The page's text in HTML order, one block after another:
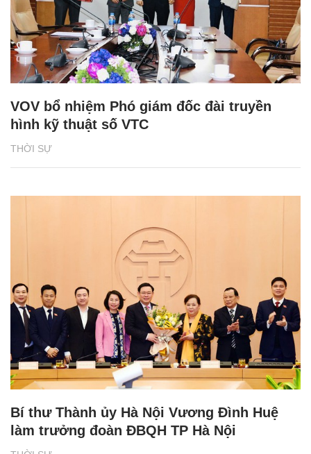
THỜI SỰ
VOV bổ nhiệm Phó giám đốc đài truyền
hình kỹ thuật số VTC
Bí thư Thành ủy Hà Nội Vương Đình Huệ
làm trưởng đoàn ĐBQH TP Hà Nội